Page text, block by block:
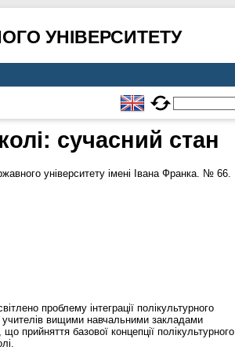
УНІВЕРСИТЕТУ
сучасний стан
університету імені Івана Франка. № 66.
проблему інтеграції полікультурного
учителів вищими навчальними закладами
прийняття базової концепції полікультурного